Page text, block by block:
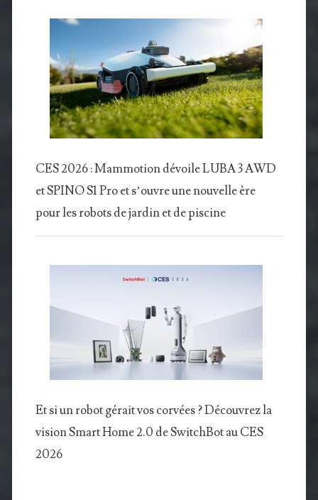
CES 2026 : Mammotion dévoile LUBA 3 AWD
et SPINO S1 Pro et s’ouvre une nouvelle ère
pour les robots de jardin et de piscine
Et si un robot gérait vos corvées ? Découvrez la
vision Smart Home 2.0 de SwitchBot au CES
2026